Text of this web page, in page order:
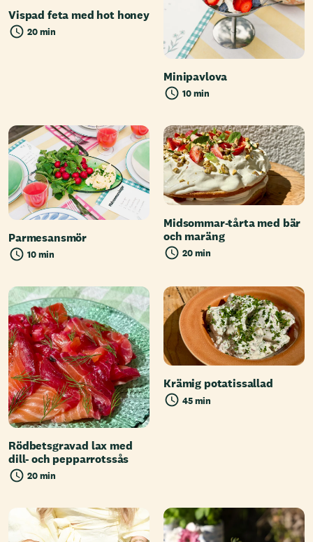
Vispad feta med hot honey
20 min
Minipavlova
10 min
Parmesansmör
10 min
Midsommar-tårta med bär
och maräng
20 min
Rödbetsgravad lax med
dill- och pepparrotssås
20 min
Krämig potatissallad
45 min